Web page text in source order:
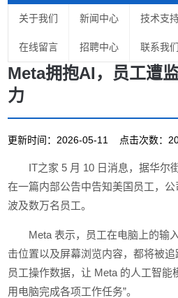
关于我们 新闻中心 技术支
在线留言 招聘中心 联系我们
Meta拥抱AI，员工遭
力
更新时间：2026-05-11 点击次数：
IT之家 5 月 10 日消息，据华尔
在一篇内部公告中告知美国员工，
波及数万名员工。
Meta 表示，员工在电脑上的输
击位置以及屏幕浏览内容，都将被
员工操作数据，让 Meta 的人工智能
用电脑完成各项工作任务”。